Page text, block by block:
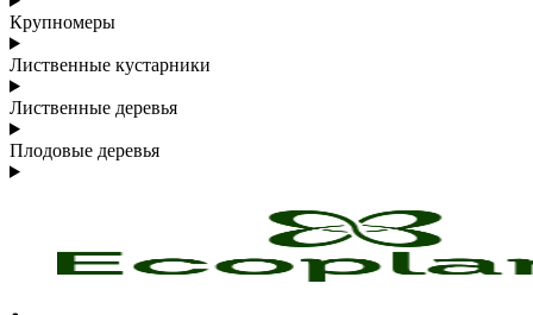
Крупномеры
Лиственные кустарники
Лиственные деревья
Плодовые деревья